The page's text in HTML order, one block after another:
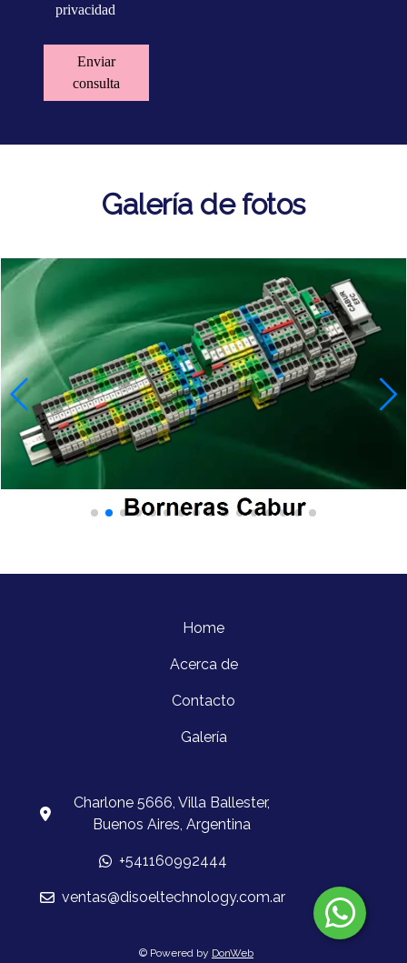
privacidad
Enviar
consulta
Galería de fotos
Home
Acerca de
Contacto
Galería
Charlone 5666, Villa Ballester,
Buenos Aires, Argentina
+541160992444
ventas@disoeltechnology.com.ar
© Powered by DonWeb